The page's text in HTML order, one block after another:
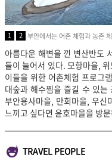
1
2 부안에서는 어촌 체험과 농촌
아름다운 해변을 낀 변산반도
들이 늘어서 있다. 모항마을,
이들을 위한 어촌체험 프로그
대숲과 해수찜을 즐길 수 있는
부안용사마을, 만회마을, 우신
느끼고 싶다면 윤호마을을 방
TRAVEL PEOPLE